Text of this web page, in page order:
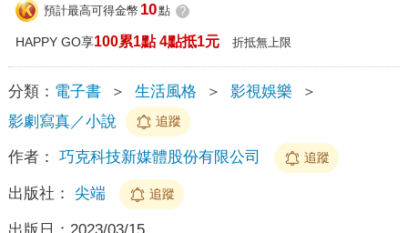
預計最高可得金幣 10點 ?
HAPPY GO享100累1點 4點抵1元 折抵無上限
分類： 電子書 ＞ 生活風格 ＞ 影視娛樂
＞
影劇寫真／小說
追蹤
作者： 巧克科技新媒體股份有限公司 追蹤
出版社： 尖端 追蹤
出版日： 2023/03/15